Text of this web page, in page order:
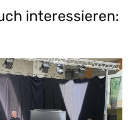
interessieren: